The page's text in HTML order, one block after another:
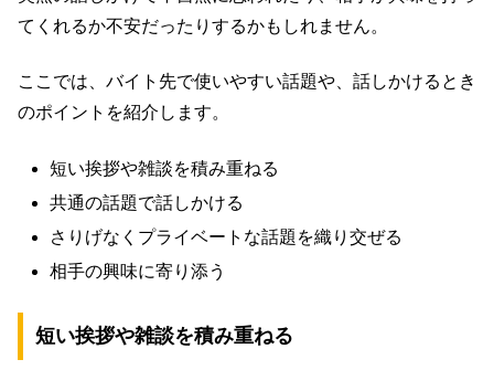
てくれるか不安だったりするかもしれません。
ここでは、バイト先で使いやすい話題や、話しかけるとき
のポイントを紹介します。
短い挨拶や雑談を積み重ねる
共通の話題で話しかける
さりげなくプライベートな話題を織り交ぜる
相手の興味に寄り添う
短い挨拶や雑談を積み重ねる